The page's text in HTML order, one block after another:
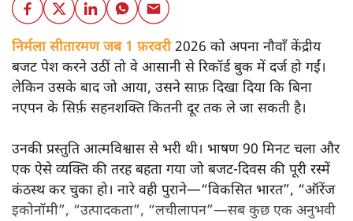
निर्मला सीतारमण जब 1 फ़रवरी2026 को अपना नौवाँ केंद्रीय
बजट पेश करने उठीं तो वे आसानी से रिकॉर्ड बुक में दर्ज हो गईं।
लेकिन उसके बाद जो आया, उसने साफ़ दिखा दिया कि बिना
नएपन के सिर्फ़ सहनशक्ति कितनी दूर तक ले जा सकती है।
उनकी प्रस्तुति आत्मविश्वास से भरी थी। भाषण 90 मिनट चला और
एक ऐसे व्यक्ति की तरह बहता गया जो बजट‑दिवस की पूरी रस्में
कंठस्थ कर चुका हो। नारे वही पुराने—“विकसित भारत”, “ऑरेंज
इकोनॉमी”, “उत्पादकता”, “लचीलापन”—सब कुछ एक अनुभवी